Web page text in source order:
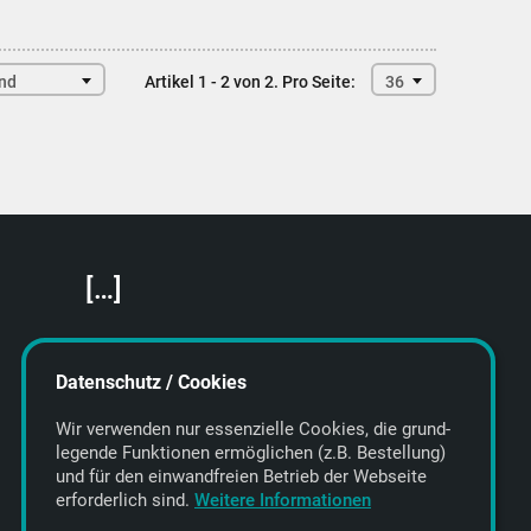
Artikel 1 - 2 von 2. Pro Seite: 36
[…]
Featured Artists
About getyourmusic
Datenschutz / Cookies
Wir verwenden nur essenzielle Cookies, die grund­
legende Funktionen ermöglichen (z.B. Bestellung)
und für den einwand­freien Betrieb der Webseite
erforderlich sind. Weitere Informationen